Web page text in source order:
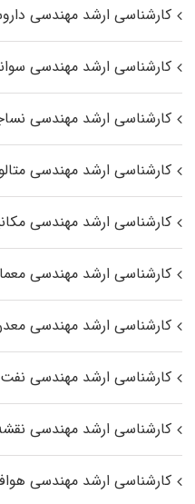
کارشناسی ارشد مهندسی
کارشناسی ارشد مهندسی
کارشناسی ارشد مهندسی
کارشناسی ارشد مهندسی
کارشناسی ارشد مهندسی
کارشناسی ارشد مهندسی
کارشناسی ارشد مهندسی
کارشناسی ارشد مهندسی نفت
کارشناسی ارشد مهندسی
کارشناسی ارشد مهندسی